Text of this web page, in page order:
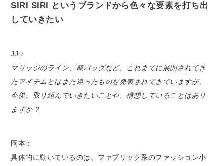
SIRI SIRI というブランドから色々な要素を打ち出
していきたい
JJ：
マリッジのライン、籠バッグなど、これまでに展開されてき
たアイテムとはまた違ったものを発表されてきていますが、
今後、取り組んでいきたいことや、構想していることはあり
ますか？
岡本：
具体的に動いているのは、ファブリック系のファッション小